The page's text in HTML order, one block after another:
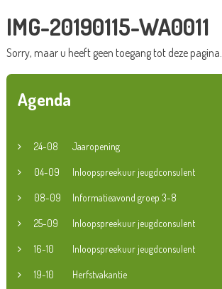
IMG-20190115-WA0011
Sorry, maar u heeft geen toegang tot deze pagina.
Agenda
24-08 Jaaropening
04-09 Inloopspreekuur jeugdconsulent
08-09 Informatieavond groep 3-8
25-09 Inloopspreekuur jeugdconsulent
16-10 Inloopspreekuur jeugdconsulent
19-10 Herfstvakantie